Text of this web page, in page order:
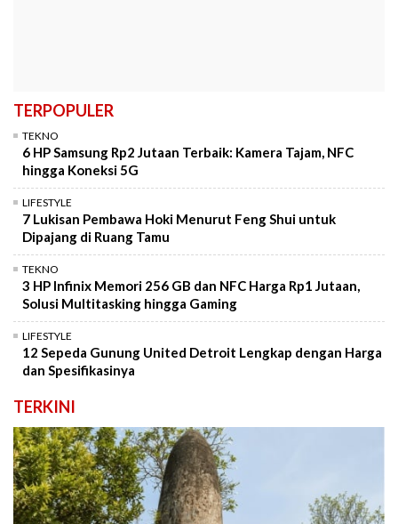
TERPOPULER
TEKNO
6 HP Samsung Rp2 Jutaan Terbaik: Kamera Tajam, NFC
hingga Koneksi 5G
LIFESTYLE
7 Lukisan Pembawa Hoki Menurut Feng Shui untuk
Dipajang di Ruang Tamu
TEKNO
3 HP Infinix Memori 256 GB dan NFC Harga Rp1 Jutaan,
Solusi Multitasking hingga Gaming
LIFESTYLE
12 Sepeda Gunung United Detroit Lengkap dengan Harga
dan Spesifikasinya
TERKINI